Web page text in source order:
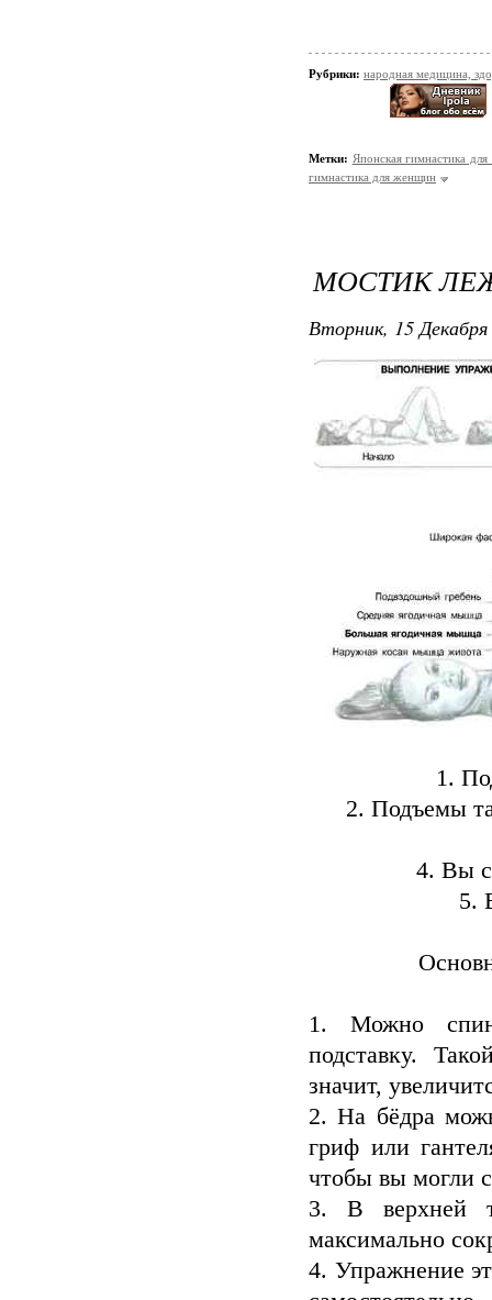
Рубрики: народная медицина,
Метки: Японская гимнастика
гимнастика для женщин
МОСТИК
Вторник, 15
1.
2. Подъемы
4. Вы
5.
1. Можно
подставку.
значит,
2. На бёдра
гриф или
чтобы вы могли
3. В верхней
максимально
4. Упражнение